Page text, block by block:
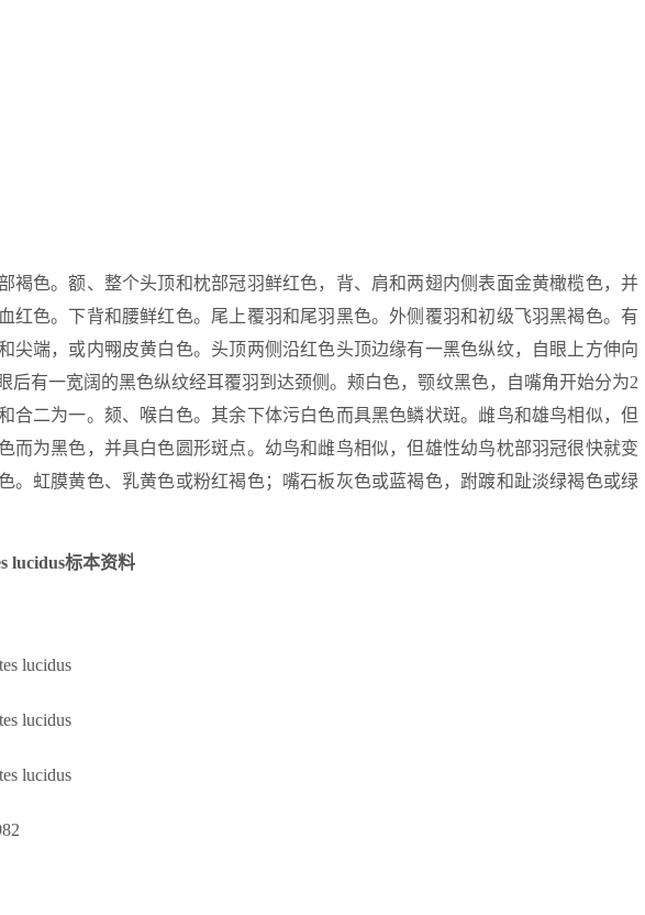
褐色。额、整个头顶和枕部冠羽鲜红色，背、肩和两翅内侧表面金黄橄榄色，并
红色。下背和腰鲜红色。尾上覆羽和尾羽黑色。外侧覆羽和初级飞羽黑褐色。有
尖端，或内翈皮黄白色。头顶两侧沿红色头顶边缘有一黑色纵纹，自眼上方伸向
后有一宽阔的黑色纵纹经耳覆羽到达颈侧。颊白色，颚纹黑色，自嘴角开始分为2
合二为一。颏、喉白色。其余下体污白色而具黑色鳞状斑。雌鸟和雄鸟相似，但
而为黑色，并具白色圆形斑点。幼鸟和雌鸟相似，但雄性幼鸟枕部羽冠很快就变
。虹膜黄色、乳黄色或粉红褐色；嘴石板灰色或蓝褐色，跗踱和趾淡绿褐色或绿
lucidus标本资料